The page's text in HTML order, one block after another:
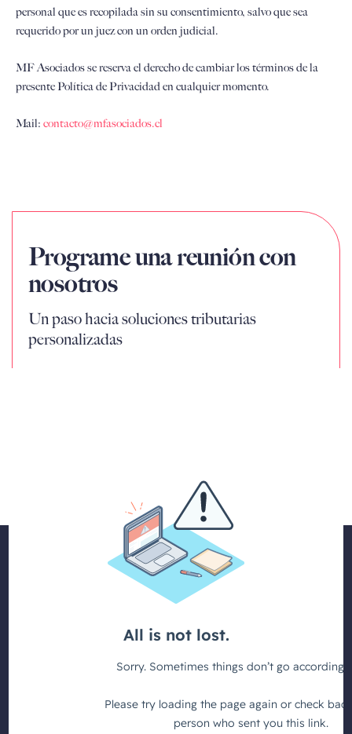
personal que es recopilada sin su consentimiento, salvo que sea
requerido por un juez con un orden judicial.
MF Asociados se reserva el derecho de cambiar los términos de la
presente Política de Privacidad en cualquier momento.
Mail: contacto@mfasociados.cl
Programe una reunión con
nosotros
Un paso hacia soluciones tributarias
personalizadas